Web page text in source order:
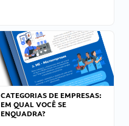
CATEGORIAS DE EMPRESAS:
EM QUAL VOCÊ SE
ENQUADRA?